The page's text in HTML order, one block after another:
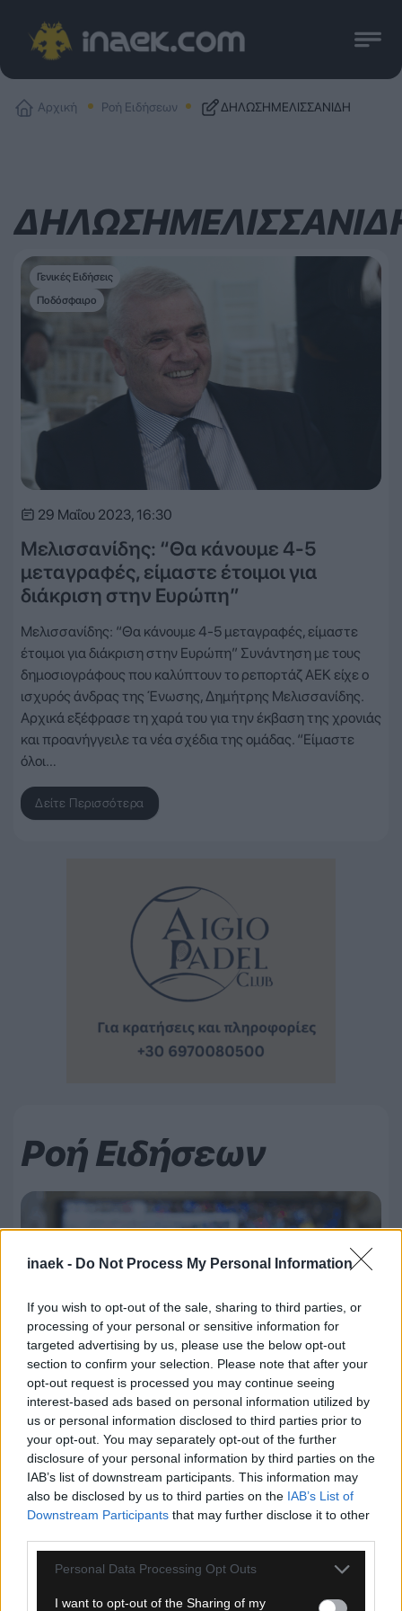
inaek - Do Not Process My Personal Information
If you wish to opt-out of the sale, sharing to third parties, or
processing of your personal or sensitive information for
targeted advertising by us, please use the below opt-out
section to confirm your selection. Please note that after your
opt-out request is processed you may continue seeing
interest-based ads based on personal information utilized by
us or personal information disclosed to third parties prior to
your opt-out. You may separately opt-out of the further
disclosure of your personal information by third parties on the
IAB’s list of downstream participants. This information may
also be disclosed by us to third parties on the IAB’s List of
Downstream Participants that may further disclose it to other
Please note that this website/app uses one or more Google
not limited to your visit or usage behaviour. You may click to
Personal Data Processing Opt Outs
I want to opt-out of the Sharing of my
Αρχική Ροή Ειδήσεων ΔΗΛΩΣΗΜΕΛΙΣΣΑΝΙΔΗ
Γενικές Ειδήσεις
Ποδόσφαιρο
29 Μαΐου 2023, 16:30
Μελισσανίδης: “Θα κάνουμε 4-5
μεταγραφές, είμαστε έτοιμοι για
διάκριση στην Ευρώπη”
Μελισσανίδης: “Θα κάνουμε 4-5 μεταγραφές, είμαστε
έτοιμοι για διάκριση στην Ευρώπη” Συνάντηση με τους
δημοσιογράφους που καλύπτουν το ρεπορτάζ ΑΕΚ είχε ο
ισχυρός άνδρας της Ένωσης, Δημήτρης Μελισσανίδης.
Αρχικά εξέφρασε τη χαρά του για την έκβαση της χρονιάς
και προανήγγειλε τα νέα σχέδια της ομάδας. “Είμαστε
όλοι…
Δείτε Περισσότερα
Ροή Ειδήσεων
09.08.2026, 17:02
Αθλητικό τηλεοπτικό πρόγραμμα 11/08:
Αναλυτικά οι αγώνες και τα κανάλια